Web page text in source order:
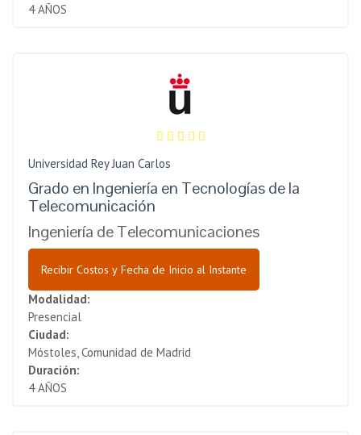
4 AÑOS
Universidad Rey Juan Carlos
Grado en Ingeniería en Tecnologías de la
Telecomunicación
Ingeniería de Telecomunicaciones
Recibir Costos y Fecha de Inicio al Instante
Modalidad:
Presencial
Ciudad:
Móstoles, Comunidad de Madrid
Duración:
4 AÑOS